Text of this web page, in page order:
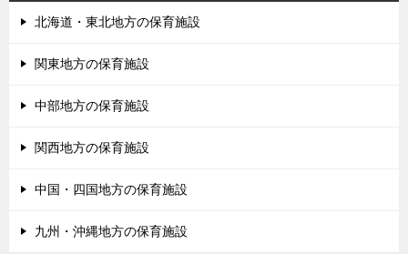
北海道・東北地方の保育施設
関東地方の保育施設
中部地方の保育施設
関西地方の保育施設
中国・四国地方の保育施設
九州・沖縄地方の保育施設